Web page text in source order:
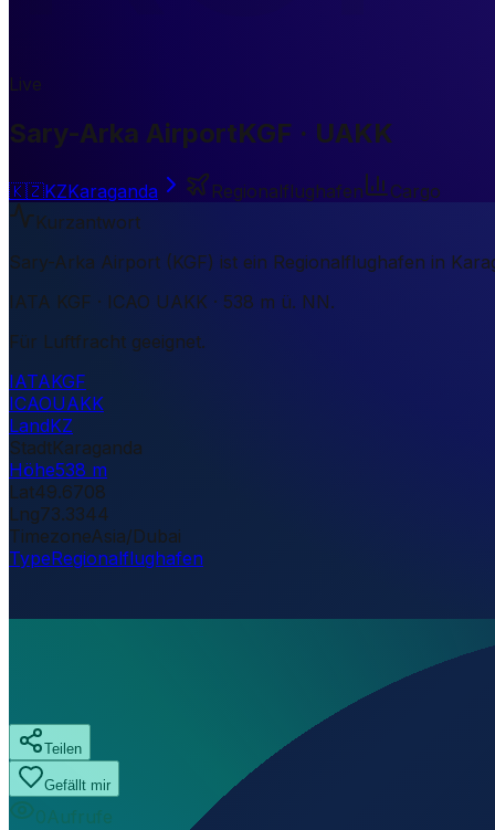
Live
Sary-Arka AirportKGF · UAKK
🇰🇿KZKaraganda Regionalflughafen
Cargo
Kurzantwort
Sary-Arka Airport (KGF) ist ein Regionalflughafen in
IATA KGF · ICAO UAKK · 538 m ü. NN.
Für Luftfracht geeignet.
IATAKGF
ICAOUAKK
LandKZ
StadtKaraganda
Höhe538 m
Lat49.6708
Lng73.3344
TimezoneAsia/Dubai
TypeRegionalflughafen
Teilen
Gefällt mir
0Aufrufe